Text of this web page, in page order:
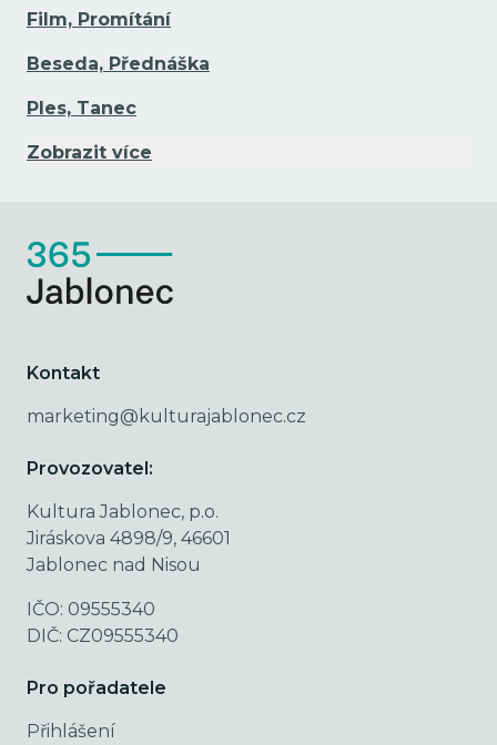
Film, Promítání
Beseda, Přednáška
Ples, Tanec
Zobrazit více
Kontakt
marketing@kulturajablonec.cz
Provozovatel:
Kultura Jablonec, p.o.
Jiráskova 4898/9, 46601
Jablonec nad Nisou
IČO: 09555340
DIČ: CZ09555340
Pro pořadatele
Přihlášení